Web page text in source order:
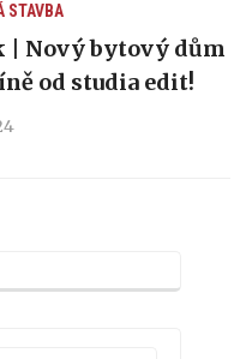
STAVBA
| Nový bytový dům
od studia edit!